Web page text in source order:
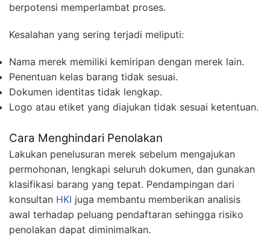
berpotensi memperlambat proses.
Kesalahan yang sering terjadi meliputi:
Nama merek memiliki kemiripan dengan merek lain.
Penentuan kelas barang tidak sesuai.
Dokumen identitas tidak lengkap.
Logo atau etiket yang diajukan tidak sesuai ketentuan.
Cara Menghindari Penolakan
Lakukan penelusuran merek sebelum mengajukan
permohonan, lengkapi seluruh dokumen, dan gunakan
klasifikasi barang yang tepat. Pendampingan dari
konsultan HKI juga membantu memberikan analisis
awal terhadap peluang pendaftaran sehingga risiko
penolakan dapat diminimalkan.